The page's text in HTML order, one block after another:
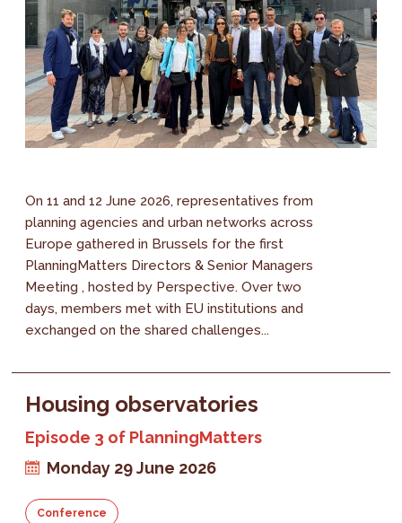
On 11 and 12 June 2026, representatives from
planning agencies and urban networks across
Europe gathered in Brussels for the first
PlanningMatters Directors & Senior Managers
Meeting , hosted by Perspective. Over two
days, members met with EU institutions and
exchanged on the shared challenges...
Housing observatories
Episode 3 of PlanningMatters
Monday 29 June 2026
Conference